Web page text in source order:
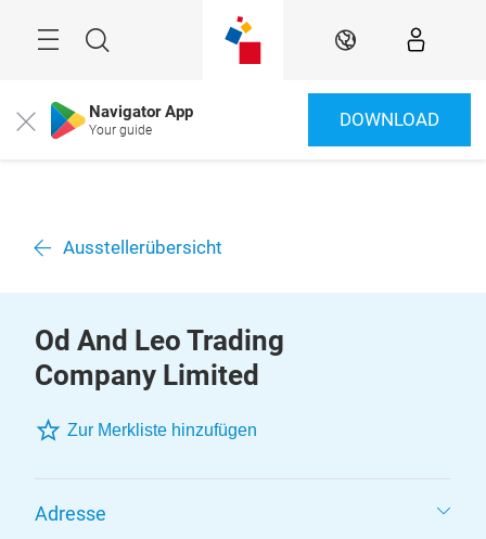
Suche DE
Close Navigator App
Your guide DOWNLOAD
Ausstellerübersicht
Od And Leo Trading
Company Limited
Zur Merkliste hinzufügen
Adresse